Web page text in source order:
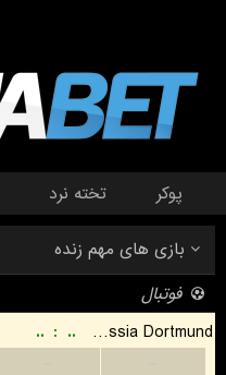
پوکر تخته نرد
بازی های مهم زنده
فوتبال
.. : .. Borussia Dortmund